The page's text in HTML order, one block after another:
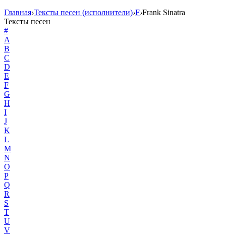
Главная›Тексты песен (исполнители)›F›Frank Sinatra
Тексты песен
#
A
B
C
D
E
F
G
H
I
J
K
L
M
N
O
P
Q
R
S
T
U
V